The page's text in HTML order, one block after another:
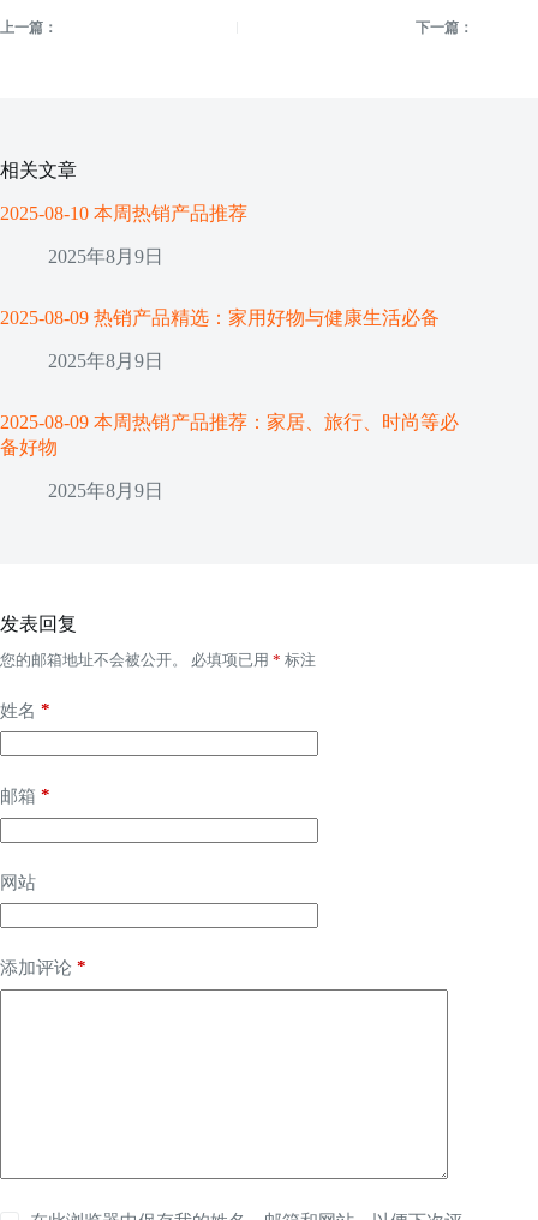
上一篇： 下一篇：
相关文章
2025-08-10 本周热销产品推荐
2025年8月9日
2025-08-09 热销产品精选：家用好物与健康生活必备
2025年8月9日
2025-08-09 本周热销产品推荐：家居、旅行、时尚等必
备好物
2025年8月9日
发表回复
您的邮箱地址不会被公开。 必填项已用 * 标注
姓名 *
邮箱 *
网站
添加评论 *